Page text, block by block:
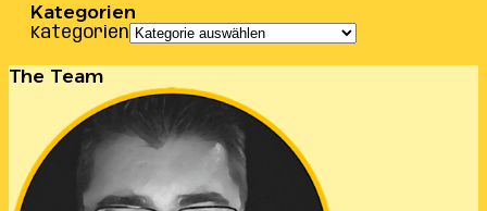
Kategorien
Kategorien
The Team